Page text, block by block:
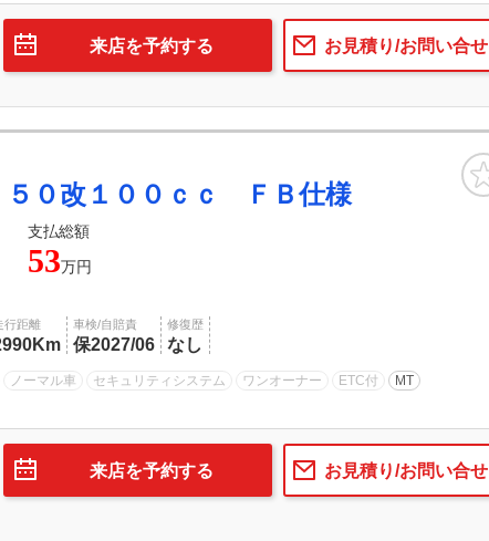
お見積り/お問い合せ
来店を予約する
０改１００ｃｃ ＦＢ仕様
支払総額
53万円
行距離 車検/自賠責
保2027/06
修復歴
なし
ノーマル車 セキュリティシステム ワンオーナー ETC付 MT
お見積り/お問い合せ
来店を予約する